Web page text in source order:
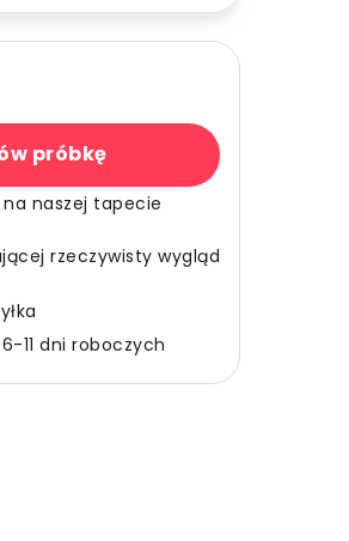
próbkę
naszej tapecie
rzeczywisty wygląd
11 dni roboczych